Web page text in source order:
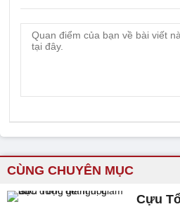
CÙNG CHUYÊN MỤC
Cựu